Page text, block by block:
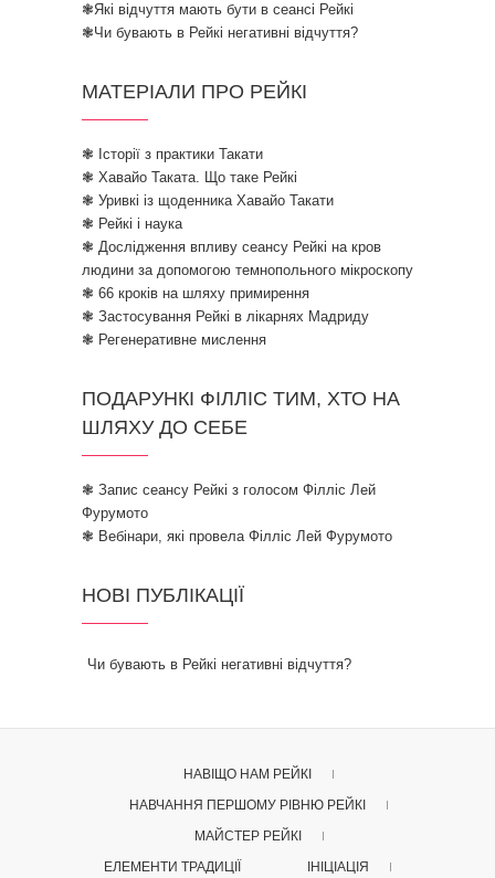
❃Які відчуття мають бути в сеансі Рейкі
❃Чи бувають в Рейкі негативні відчуття?
МАТЕРІАЛИ ПРО РЕЙКІ
❃ Історії з практики Такати
❃ Хавайо Таката. Що таке Рейкі
❃ Уривкі із щоденника Хавайо Такати
❃ Рейкі і наука
❃ Дослідження впливу сеансу Рейкі на кров
людини за допомогою темнопольного мікроскопу
❃ 66 кроків на шляху примирення
❃ Застосування Рейкі в лікарнях Мадриду
❃ Регенеративне мислення
ПОДАРУНКІ ФІЛЛІС ТИМ, ХТО НА
ШЛЯХУ ДО СЕБЕ
❃ Запис сеансу Рейкі з голосом Філліс Лей
Фурумото
❃ Вебінари, які провела Філліс Лей Фурумото
НОВІ ПУБЛІКАЦІЇ
Чи бувають в Рейкі негативні відчуття?
НАВІЩО НАМ РЕЙКІ
НАВЧАННЯ ПЕРШОМУ РІВНЮ РЕЙКІ
МАЙСТЕР РЕЙКІ
ЕЛЕМЕНТИ ТРАДИЦІЇ
ІНІЦІАЦІЯ